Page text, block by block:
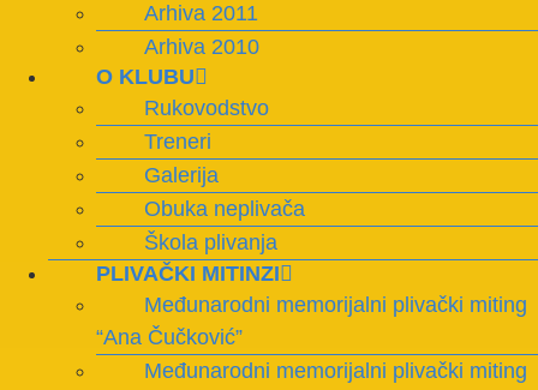
Arhiva 2011
Arhiva 2010
O KLUBU
Rukovodstvo
Treneri
Galerija
Obuka neplivača
Škola plivanja
PLIVAČKI MITINZI
Međunarodni memorijalni plivački miting
“Ana Čučković”
Međunarodni memorijalni plivački miting